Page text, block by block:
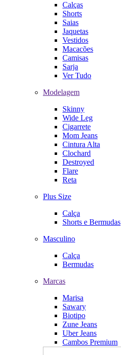
Calças
Shorts
Saias
Jaquetas
Vestidos
Macacões
Camisas
Sarja
Ver Tudo
Modelagem
Skinny
Wide Leg
Cigarrete
Mom Jeans
Cintura Alta
Clochard
Destroyed
Flare
Reta
Plus Size
Calça
Shorts e Bermudas
Masculino
Calça
Bermudas
Marcas
Marisa
Sawary
Biotipo
Zune Jeans
Uber Jeans
Cambos Premium